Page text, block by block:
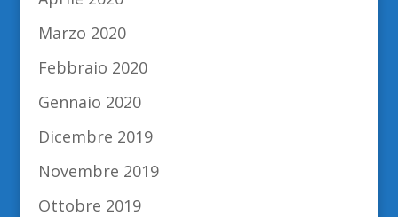
Marzo 2020
Febbraio 2020
Gennaio 2020
Dicembre 2019
Novembre 2019
Ottobre 2019